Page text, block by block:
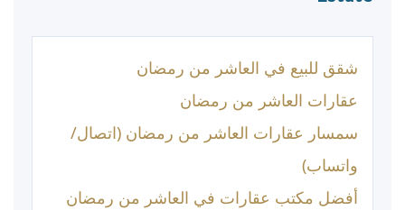
شقق للبيع في العاشر من رمضان
عقارات العاشر من رمضان
سمسار عقارات العاشر من رمضان (اتصال/
واتساب)
أفضل مكتب عقارات في العاشر من رمضان